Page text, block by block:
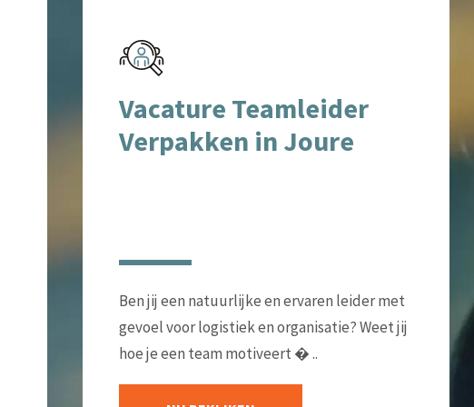
Vacature Teamleider
Verpakken in Joure
Ben jij een natuurlijke en ervaren leider met
gevoel voor logistiek en organisatie? Weet jij
hoe je een team motiveert � ..